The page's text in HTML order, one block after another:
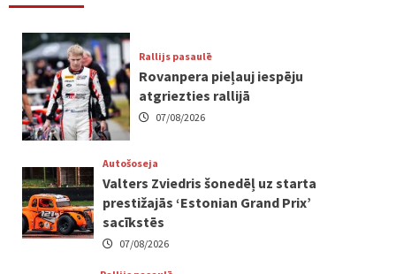
Rallijs pasaulē
Rovanpera pieļauj iespēju
atgriezties rallijā
07/08/2026
Autošoseja
Valters Zviedris šonedēļ uz starta
prestižajās ‘Estonian Grand Prix’
sacīkstēs
07/08/2026